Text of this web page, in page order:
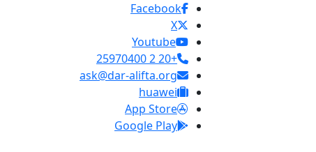
Facebook
X
Youtube
+20 2 25970400
ask@dar-alifta.org
huawei
App Store
Google Play